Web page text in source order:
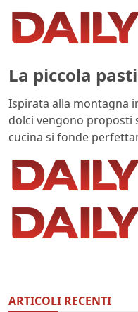
La piccola
Ispirata alla montagna
dolci vengono proposti
cucina si fonde
ARTICOLI RECENTI